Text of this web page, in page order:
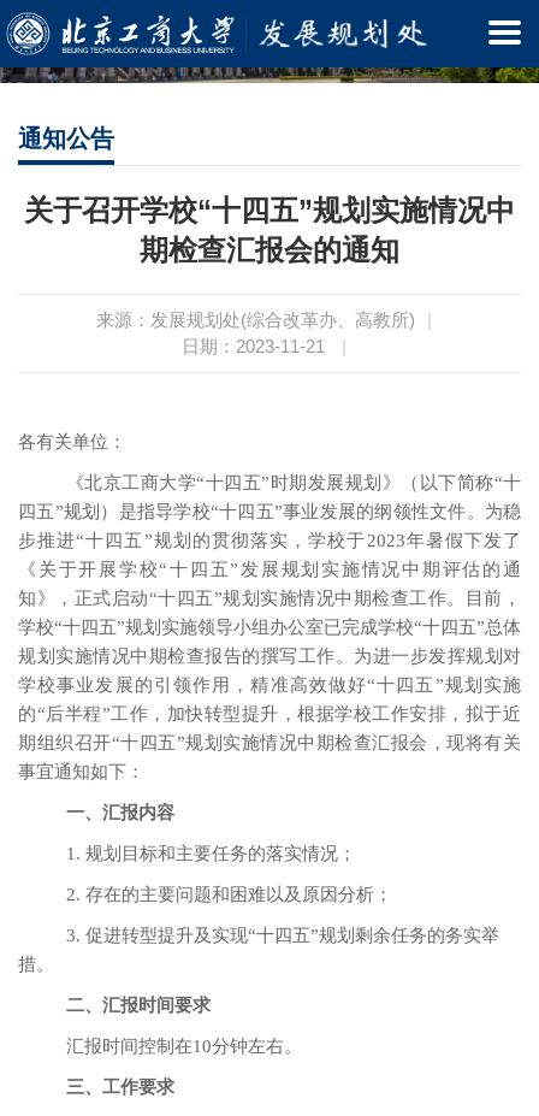
通知公告
关于召开学校“十四五”规划实施情况中
期检查汇报会的通知
来源：发展规划处(综合改革办、高教所)
|
日期：2023-11-21
|
各有关单位：
《北京工商大学“十四五”时期发展规划》（以下简称“十
四五”规划）是指导学校“十四五”事业发展的纲领性文件。为稳
步推进“十四五”规划的贯彻落实，学校于2023年暑假下发了
《关于开展学校“十四五”发展规划实施情况中期评估的通
知》，正式启动“十四五”规划实施情况中期检查工作。目前，
学校“十四五”规划实施领导小组办公室已完成学校“十四五”总体
规划实施情况中期检查报告的撰写工作。为进一步发挥规划对
学校事业发展的引领作用，精准高效做好“十四五”规划实施
的“后半程”工作，加快转型提升，根据学校工作安排，拟于近
期组织召开“十四五”规划实施情况中期检查汇报会，现将有关
事宜通知如下：
一、汇报内容
1. 规划目标和主要任务的落实情况；
2. 存在的主要问题和困难以及原因分析；
3. 促进转型提升及实现“十四五”规划剩余任务的务实举
措。
二、汇报时间要求
汇报时间控制在10分钟左右。
三、工作要求